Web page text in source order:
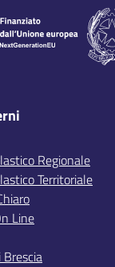
Regionale
Territoriale
Line
Brescia